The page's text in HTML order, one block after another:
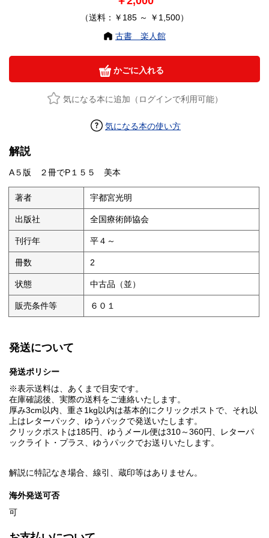
（送料：￥185 ～ ￥1,500）
古書 楽人館
かごに入れる
気になる本に追加（ログインで利用可能）
気になる本の使い方
解説
A５版 ２冊でP１５５ 美本
著者 宇都宮光明
出版社 全国療術師協会
刊行年 平４～
冊数 2
状態 中古品（並）
販売条件等 ６０１
発送について
発送ポリシー
※表示送料は、あくまで目安です。
在庫確認後、実際の送料をご連絡いたします。
厚み3cm以内、重さ1kg以内は基本的にクリックポストで、それ以
上はレターパック、ゆうパックで発送いたします。
クリックポストは185円、ゆうメール便は310～360円、レターパ
ックライト・プラス、ゆうパックでお送りいたします。
解説に特記なき場合、線引、蔵印等はありません。
海外発送可否
可